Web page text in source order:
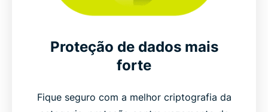
Proteção de dados mais
forte
Fique seguro com a melhor criptografia da